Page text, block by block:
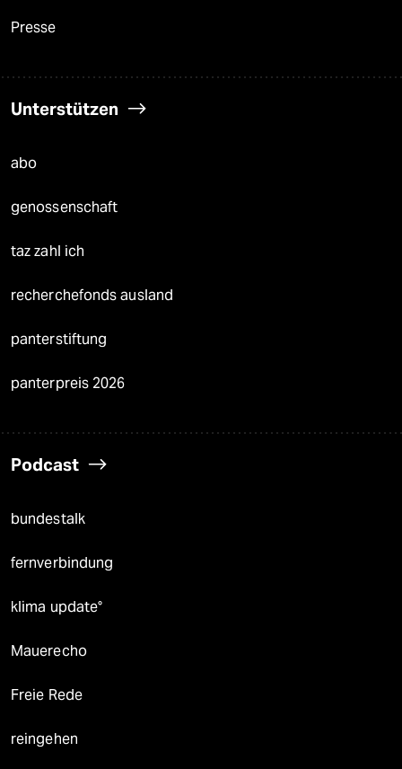
Presse
Unterstützen
abo
genossenschaft
taz zahl ich
recherchefonds ausland
panterstiftung
panterpreis 2026
Podcast
bundestalk
fernverbindung
klima update°
Mauerecho
Freie Rede
reingehen